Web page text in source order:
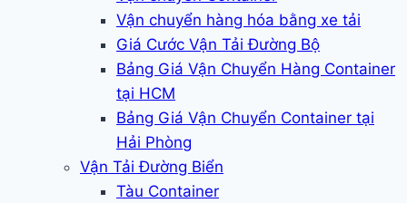
Vận chuyển hàng hóa bằng xe tải
Giá Cước Vận Tải Đường Bộ
Bảng Giá Vận Chuyển Hàng Container
tại HCM
Bảng Giá Vận Chuyển Container tại
Hải Phòng
Vận Tải Đường Biển
Tàu Container